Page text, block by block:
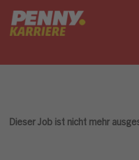
Dieser Job ist nicht mehr